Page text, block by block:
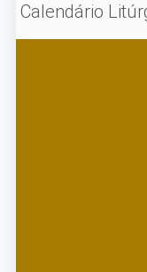
Calendário